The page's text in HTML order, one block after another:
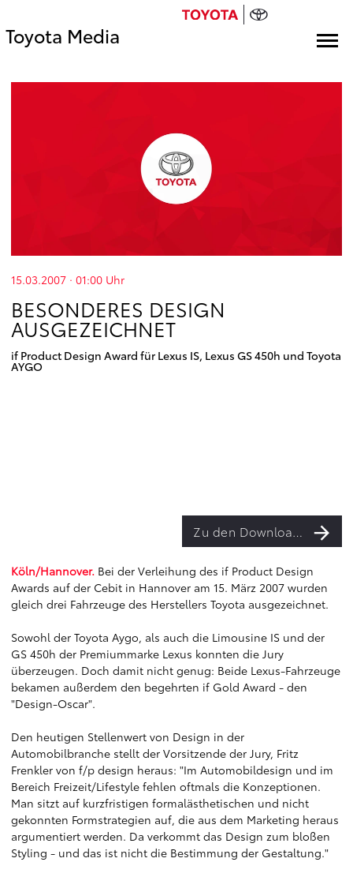
Toyota Media
15.03.2007 · 01:00 Uhr
BESONDERES DESIGN
AUSGEZEICHNET
if Product Design Award für Lexus IS, Lexus GS 450h und Toyota
AYGO
Zu den Downloads
Köln/Hannover. Bei der Verleihung des if Product Design
Awards auf der Cebit in Hannover am 15. März 2007 wurden
gleich drei Fahrzeuge des Herstellers Toyota ausgezeichnet.
Sowohl der Toyota Aygo, als auch die Limousine IS und der
GS 450h der Premiummarke Lexus konnten die Jury
überzeugen. Doch damit nicht genug: Beide Lexus-Fahrzeuge
bekamen außerdem den begehrten if Gold Award - den
"Design-Oscar".
Den heutigen Stellenwert von Design in der
Automobilbranche stellt der Vorsitzende der Jury, Fritz
Frenkler von f/p design heraus: "Im Automobildesign und im
Bereich Freizeit/Lifestyle fehlen oftmals die Konzeptionen.
Man sitzt auf kurzfristigen formalästhetischen und nicht
gekonnten Formstrategien auf, die aus dem Marketing heraus
argumentiert werden. Da verkommt das Design zum bloßen
Styling - und das ist nicht die Bestimmung der Gestaltung."